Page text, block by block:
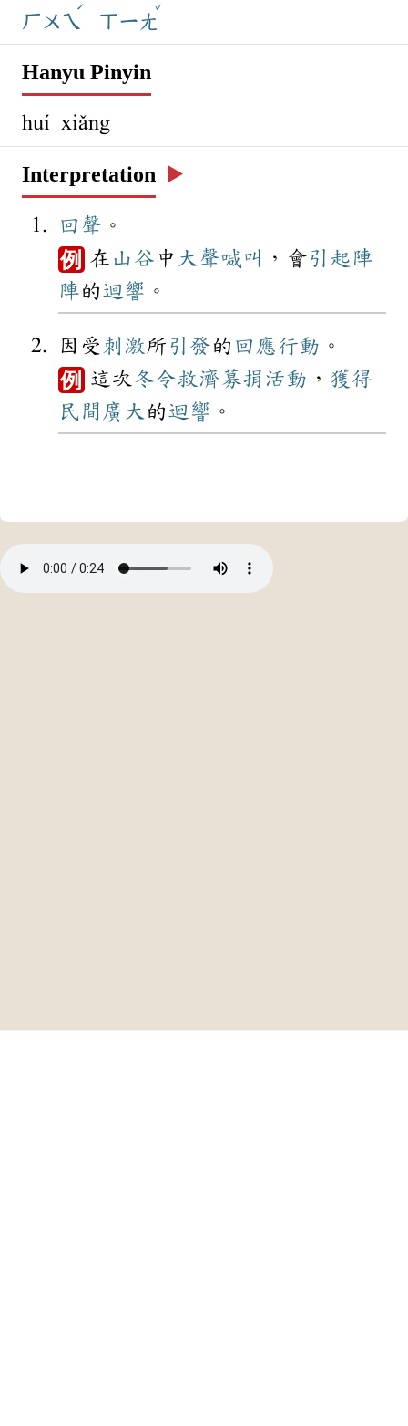
ㄏㄨㄟ
ˊ
ㄒㄧㄤ
ˇ
Hanyu Pinyin
huí xiǎng
Interpretation ▶️
回聲 。
例 在 山谷 中 大聲喊叫 ，會引起 陣
陣的迴響 。
因受 刺激所 引發的 回應行動 。
例 這次 冬令救濟募捐 活動 ， 獲得
民間 廣大 的迴響 。